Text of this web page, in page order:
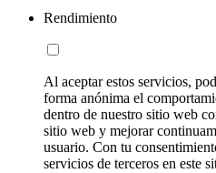
Rendimiento
Al aceptar estos servicios,
forma anónima el
dentro de nuestro sitio web
sitio web y mejorar
usuario. Con tu
servicios de terceros en este